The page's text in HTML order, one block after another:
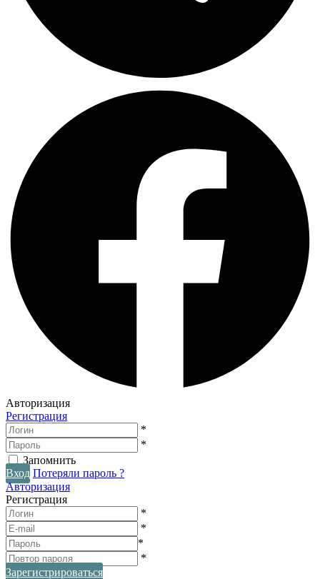
Авторизация
Регистрация
*
*
Запомнить
Вход Потеряли пароль ?
Авторизация
Регистрация
*
*
*
*
Зарегистрироваться